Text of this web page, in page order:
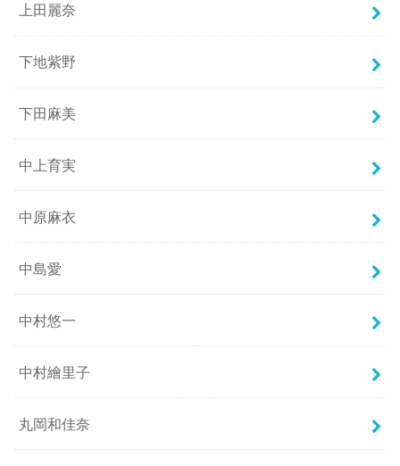
上田麗奈
下地紫野
下田麻美
中上育実
中原麻衣
中島愛
中村悠一
中村繪里子
丸岡和佳奈